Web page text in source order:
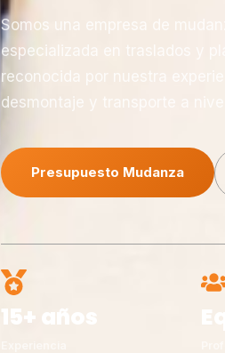
Somos una empresa de
especializada en traslados y
reconocida por nuestra
desmontaje y transporte a
Presupuesto Mudanza
15+ años